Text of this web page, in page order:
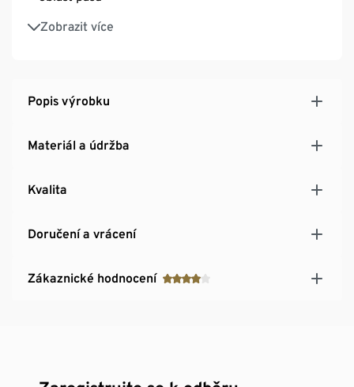
Zobrazit více
Košíčky B
zpevňujícího materiálu, zvol svou běžnou velikost;
pokud dáváš přednost pohodlí při nošení, zvol o
Popis výrobku
Materiál a údržba
Kvalita
Doručení a vrácení
Zákaznické hodnocení